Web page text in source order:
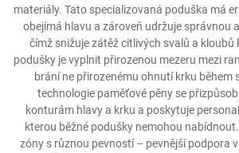
materiály. Tato specializovaná poduška má
obejímá hlavu a zároveň udržuje správnou
čímž snižuje zátěž citlivých svalů a kloubů
podušky je vyplnit přirozenou mezeru mezi
brání ne přirozenému ohnutí krku během
technologie paměťové pěny se
konturám hlavy a krku a poskytuje
kterou běžné podušky nemohou
zóny s různou pevností – pevnější podpora